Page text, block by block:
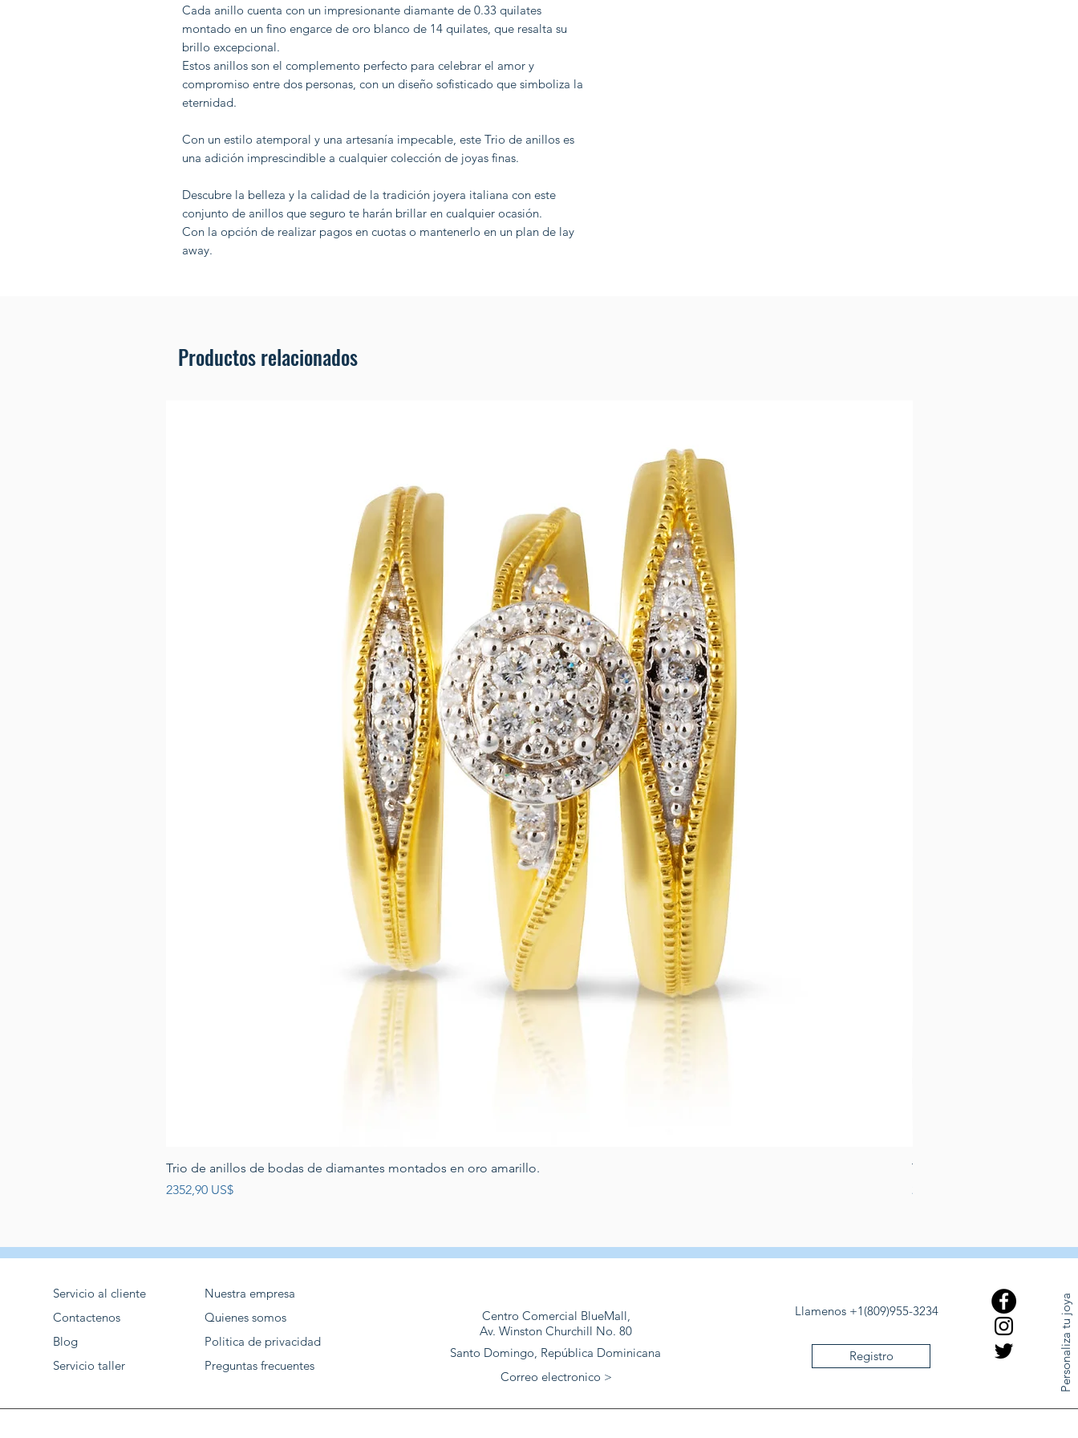
Cada anillo cuenta con un impresionante diamante de 0.33 quilates
montado en un fino engarce de oro blanco de 14 quilates, que resalta su
brillo excepcional.
Estos anillos son el complemento perfecto para celebrar el amor y
compromiso entre dos personas, con un diseño sofisticado que simboliza la
eternidad.
Con un estilo atemporal y una artesanía impecable, este Trio de anillos es
una adición imprescindible a cualquier colección de joyas finas.
Descubre la belleza y la calidad de la tradición joyera italiana con este
conjunto de anillos que seguro te harán brillar en cualquier ocasión.
Con la opción de realizar pagos en cuotas o mantenerlo en un plan de lay
away.
Productos relacionados
Vista rápida
Trio de anillos de bodas de diamantes montados en oro amarillo.
Precio
2352,90 US$
Trio de anillos de bodas
Personaliza tu joya
Servicio al cliente
Contactenos
Blog
Servicio taller
Nuestra empresa
Quienes somos
Politica de privacidad
Preguntas frecuentes
Centro Comercial BlueMall,
Av. Winston Churchill No. 80
Santo Domingo, República Dominicana
Correo electronico >
Llamenos +1(809)955-3234
Registro